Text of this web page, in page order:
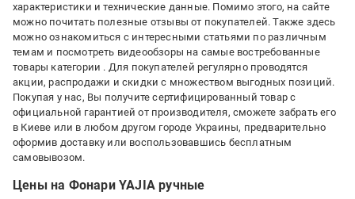
характеристики и технические данные. Помимо этого, на сайте
можно почитать полезные отзывы от покупателей. Также здесь
можно ознакомиться с интересными статьями по различным
темам и посмотреть видеообзоры на самые востребованные
товары категории . Для покупателей регулярно проводятся
акции, распродажи и скидки с множеством выгодных позиций.
Покупая у нас, Вы получите сертифицированный товар с
официальной гарантией от производителя, сможете забрать его
в Киеве или в любом другом городе Украины, предварительно
оформив доставку или воспользовавшись бесплатным
самовывозом.
Цены на Фонари YAJIA ручные